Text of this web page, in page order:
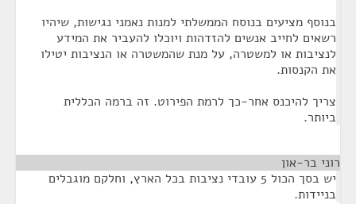
בנוסף מציעים בנוסח הממשלתי למנות נאמני נגישות, שיהיו
רשאים לחייב אנשים להזדהות ויוכלו להעביר את המידע
לנציבות או למשטרה, על מנת שהמשטרה או הנציבות יטילו
את הקנסות.
צריך להיכנס אחר-כך לרמת הפירוט. זה ברמה הכללית
ביותר.
רוני בר-און
יש בסך הכול 5 עובדי נציבות בכל הארץ, וחלקם מוגבלים
בניידות.